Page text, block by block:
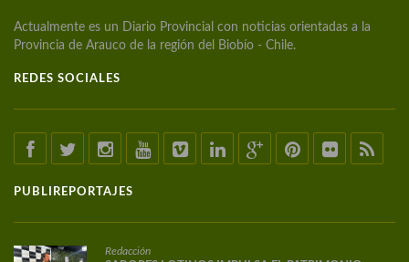
Actualmente es un Diario Provincial con noticias orientadas a la
Provincia de Arauco de la región del Biobío - Chile.
REDES SOCIALES
PUBLIREPORTAJES
Redacción